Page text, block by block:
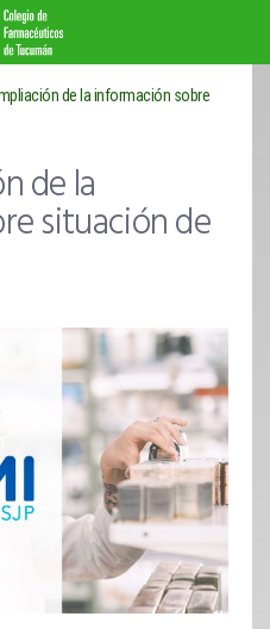
de la información sobre
de la
situación de